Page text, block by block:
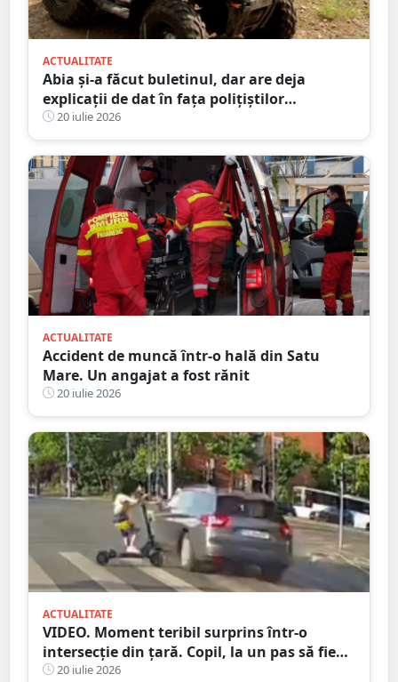
ACTUALITATE
Abia și-a făcut buletinul, dar are deja
explicații de dat în fața polițiștilor
sătmăreni. Totul după o ”aventură” cu ATV-
ul pe străzile din sat
20 iulie 2026
ACTUALITATE
Accident de muncă într-o hală din Satu
Mare. Un angajat a fost rănit
20 iulie 2026
ACTUALITATE
VIDEO. Moment teribil surprins într-o
intersecție din țară. Copil, la un pas să fie
spulberat de mașină
20 iulie 2026